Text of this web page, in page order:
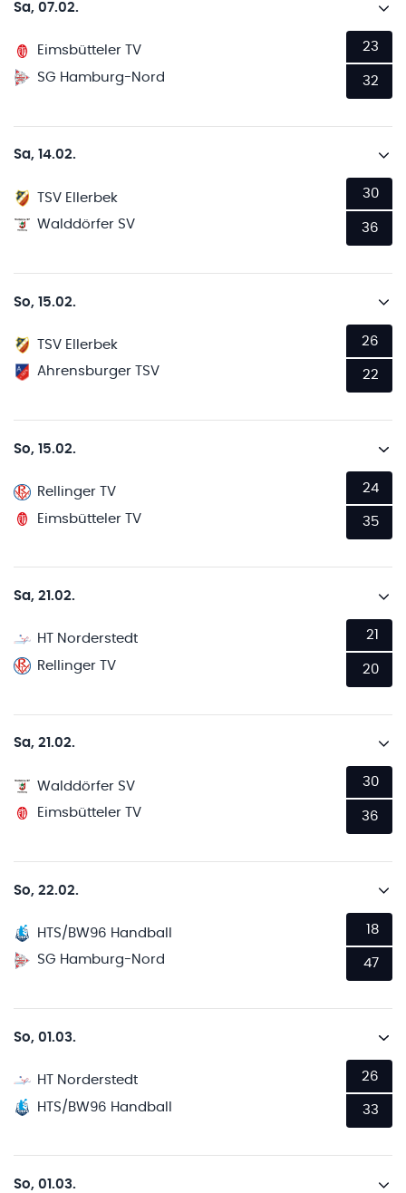
Sa, 07.02.
Eimsbütteler TV
SG Hamburg-Nord
23
32
Sa, 14.02.
TSV Ellerbek
Walddörfer SV
30
36
So, 15.02.
TSV Ellerbek
Ahrensburger TSV
26
22
So, 15.02.
Rellinger TV
Eimsbütteler TV
24
35
Sa, 21.02.
HT Norderstedt
Rellinger TV
21
20
Sa, 21.02.
Walddörfer SV
Eimsbütteler TV
30
36
So, 22.02.
HTS/BW96 Handball
SG Hamburg-Nord
18
47
So, 01.03.
HT Norderstedt
HTS/BW96 Handball
26
33
So, 01.03.